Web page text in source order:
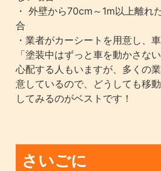
・ 外壁から70cm～1m以上離れ
合
・業者がカーシートを用意し、
「塗装中はずっと車を動かさな
心配する人もいますが、多くの
意しているので、どうしても移
してみるのがベストです！
さいごに